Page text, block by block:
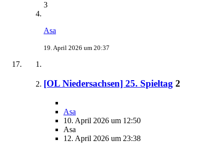
3
Asa
19. April 2026 um 20:37
[OL Niedersachsen] 25. Spieltag 2
Asa
10. April 2026 um 12:50
Asa
12. April 2026 um 23:38